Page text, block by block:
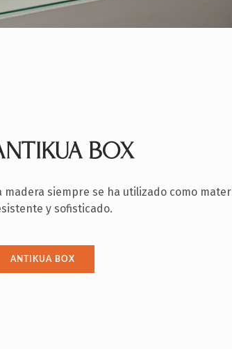
BOX
madera siempre se ha utilizado como
y sofisticado.
ANTIKUA BOX